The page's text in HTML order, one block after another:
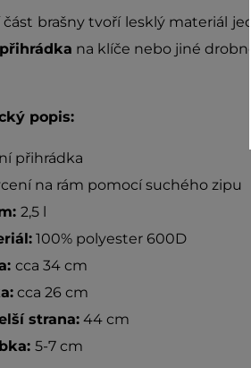
část brašny tvoří lesklý materiál
na klíče nebo jiné
popis:
přihrádka
na rám pomocí suchého zipu
2,5 l
100% polyester 600D
cca 34 cm
cca 26 cm
strana:44 cm
5-7 cm